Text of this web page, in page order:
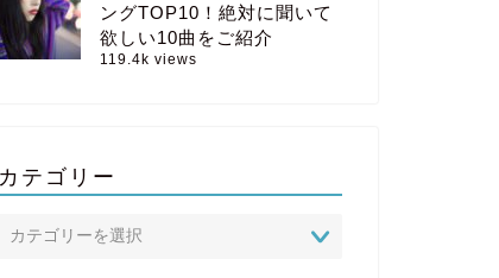
ングTOP10！絶対に聞いて
欲しい10曲をご紹介
119.4k views
カテゴリー